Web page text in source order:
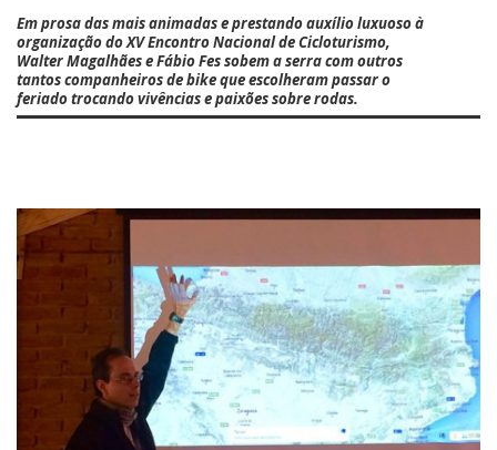
Em prosa das mais animadas e prestando auxílio luxuoso à
organização do XV Encontro Nacional de Cicloturismo,
Walter MagalhãeseFábio Fessobem a serra com outros
tantos companheiros de bike que escolheram passar o
feriado trocando vivências e paixões sobre rodas.